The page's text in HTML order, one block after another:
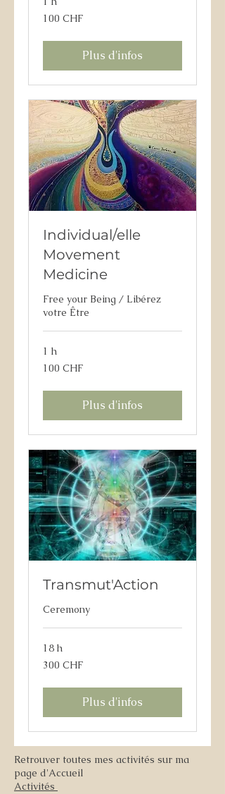
100
francs
100 CHF
Plus d'infos
Individual/elle
Movement
Medicine
Free your Being / Libérez
votre Être
1 h
100
francs
100 CHF
Plus d'infos
Transmut'Action
Ceremony
18 h
300
francs
300 CHF
Plus d'infos
Retrouver toutes mes activités sur ma
page d'Accueil
Activités